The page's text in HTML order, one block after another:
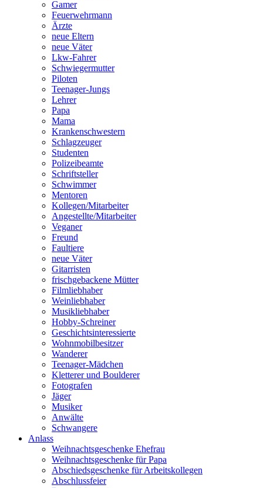
Gamer
Feuerwehrmann
Ärzte
neue Eltern
neue Väter
Lkw-Fahrer
Schwiegermutter
Piloten
Teenager-Jungs
Lehrer
Papa
Mama
Krankenschwestern
Schlagzeuger
Studenten
Polizeibeamte
Schriftsteller
Schwimmer
Mentoren
Kollegen/Mitarbeiter
Angestellte/Mitarbeiter
Veganer
Freund
Faultiere
neue Väter
Gitarristen
frischgebackene Mütter
Filmliebhaber
Weinliebhaber
Musikliebhaber
Hobby-Schreiner
Geschichtsinteressierte
Wohnmobilbesitzer
Wanderer
Teenager-Mädchen
Kletterer und Boulderer
Fotografen
Jäger
Musiker
Anwälte
Schwangere
Anlass
Weihnachtsgeschenke Ehefrau
Weihnachtsgeschenke für Papa
Abschiedsgeschenke für Arbeitskollegen
Abschlussfeier